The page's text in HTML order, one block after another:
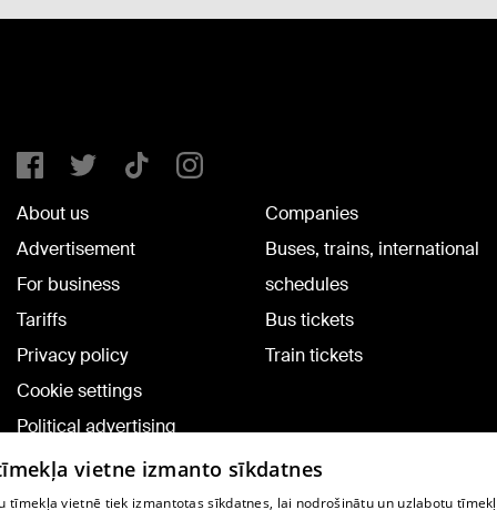
About us
Advertisement
For business
Tariffs
Privacy policy
Cookie settings
Political advertising
Cookie policy
Commenting terms
Companies
Buses, trains, international
schedules
Bus tickets
Train tickets
vietne izmanto sīkdatnes
tīmekļa vietnē tiek izmantotas sīkdatnes, lai nodrošinātu un uzlabotu